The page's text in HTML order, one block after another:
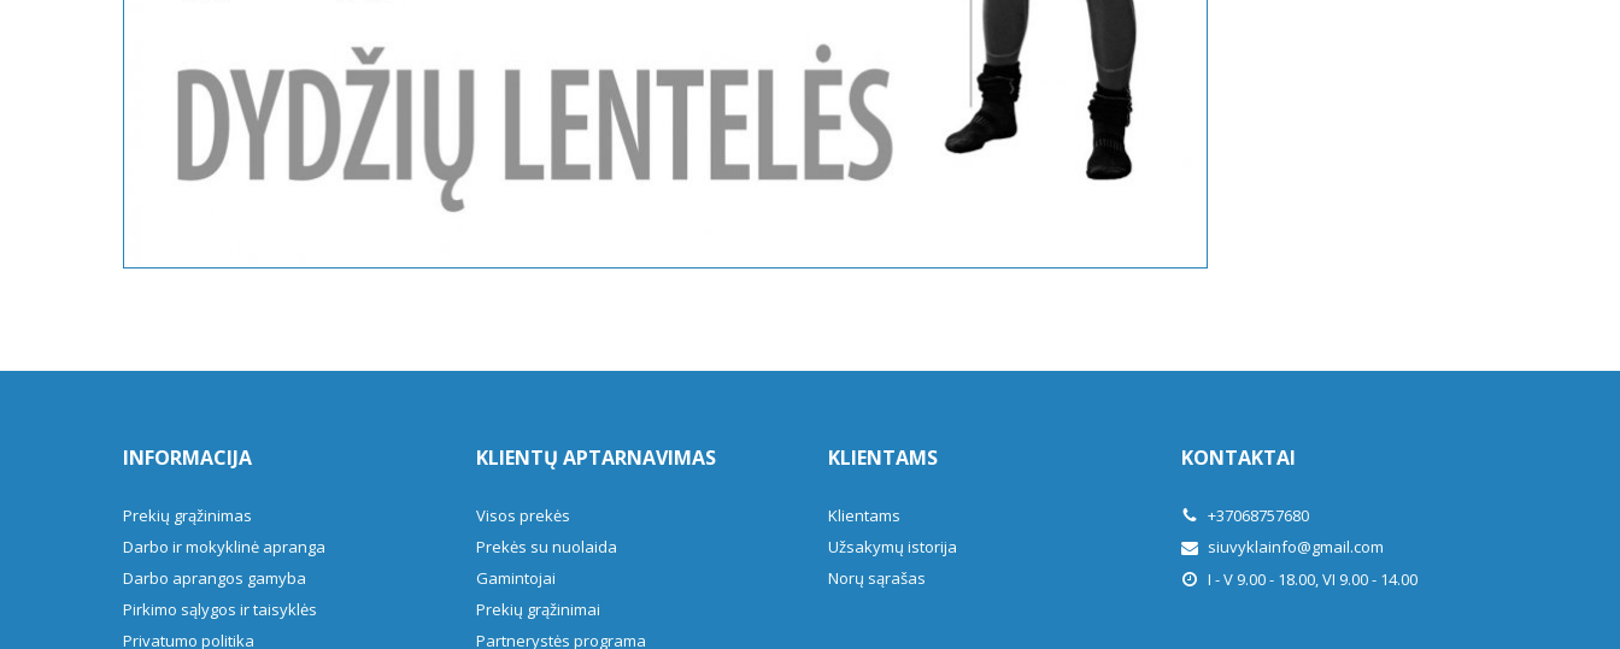
INFORMACIJA
Prekių grąžinimas
Darbo ir mokyklinė apranga
Darbo aprangos gamyba
Pirkimo sąlygos ir taisyklės
Privatumo politika
KLIENTŲ APTARNAVIMAS
Visos prekės
Prekės su nuolaida
Gamintojai
Prekių grąžinimai
Partnerystės programa
KLIENTAMS
Klientams
Užsakymų istorija
Norų sąrašas
KONTAKTAI
+37068757680
siuvyklainfo@gmail.com
I - V 9.00 - 18.00, VI 9.00 - 14.00